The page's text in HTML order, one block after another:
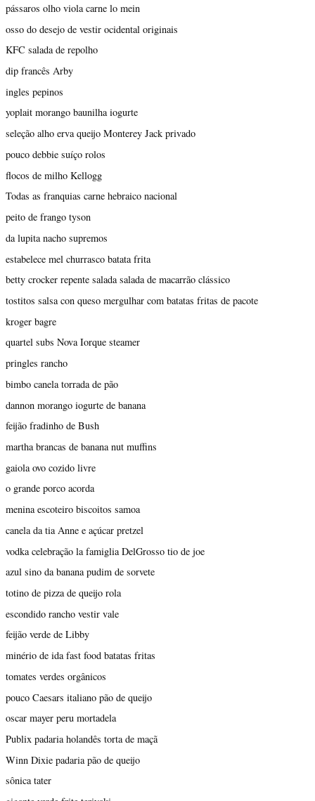
pássaros olho viola carne lo mein
osso do desejo de vestir ocidental originais
KFC salada de repolho
dip francês Arby
ingles pepinos
yoplait morango baunilha iogurte
seleção alho erva queijo Monterey Jack privado
pouco debbie suíço rolos
flocos de milho Kellogg
Todas as franquias carne hebraico nacional
peito de frango tyson
da lupita nacho supremos
estabelece mel churrasco batata frita
betty crocker repente salada salada de macarrão clássico
tostitos salsa con queso mergulhar com batatas fritas de pacote
kroger bagre
quartel subs Nova Iorque steamer
pringles rancho
bimbo canela torrada de pão
dannon morango iogurte de banana
feijão fradinho de Bush
martha brancas de banana nut muffins
gaiola ovo cozido livre
o grande porco acorda
menina escoteiro biscoitos samoa
canela da tia Anne e açúcar pretzel
vodka celebração la famiglia DelGrosso tio de joe
azul sino da banana pudim de sorvete
totino de pizza de queijo rola
escondido rancho vestir vale
feijão verde de Libby
minério de ida fast food batatas fritas
tomates verdes orgânicos
pouco Caesars italiano pão de queijo
oscar mayer peru mortadela
Publix padaria holandês torta de maçã
Winn Dixie padaria pão de queijo
sônica tater